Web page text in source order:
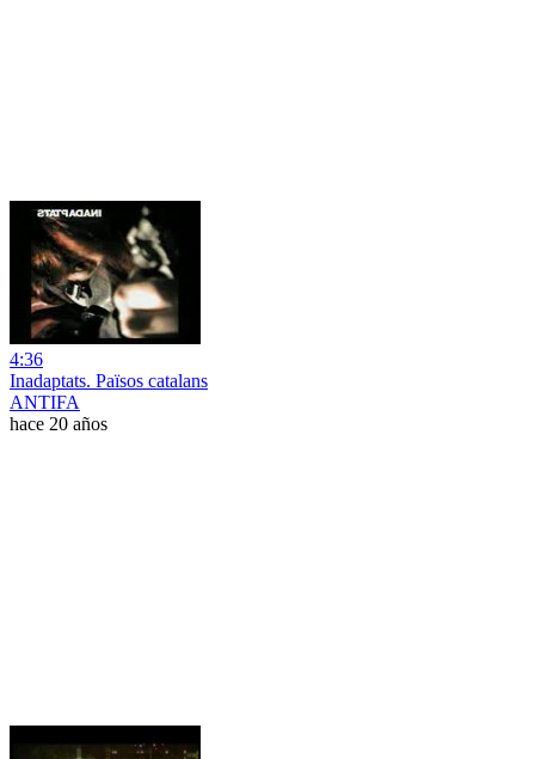
4:36
Inadaptats. Països catalans
ANTIFA
hace 20 años